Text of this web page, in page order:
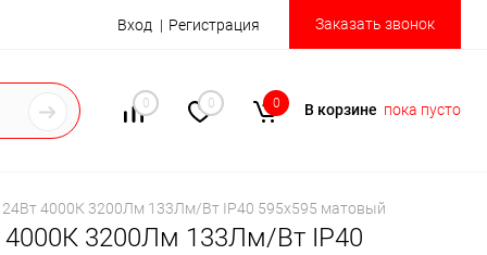
Вход Регистрация Заказать звонок
0 0 0 В корзине пока пусто
24Вт 4000К 3200Лм 133Лм/Вт IP40 595x595 матовый
4000К 3200Лм 133Лм/Вт IP40